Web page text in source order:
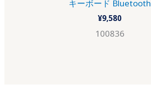
キーボード Bluetooth
¥9,580
100836